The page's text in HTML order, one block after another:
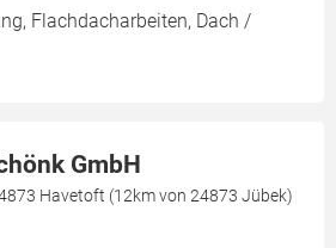
Flachdacharbeiten, Dach /
GmbH
Havetoft (12km von 24873 Jübek)